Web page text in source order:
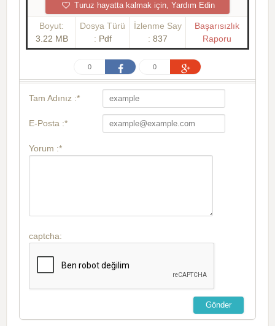
Turuz hayatta kalmak için, Yardım Edin
Boyut:
3.22 MB
Dosya Türü
: Pdf
İzlenme Say
: 837
Başarısızlık
Raporu
0 0
Tam Adınız :*
E-Posta :*
Yorum :*
captcha: